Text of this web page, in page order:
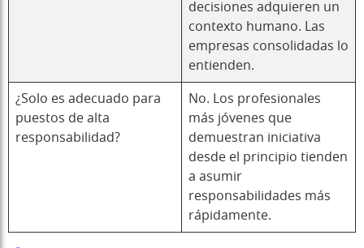
decisiones adquieren un
contexto humano. Las
empresas consolidadas lo
entienden.
¿Solo es adecuado para
puestos de alta
responsabilidad?
No. Los profesionales
más jóvenes que
demuestran iniciativa
desde el principio tienden
a asumir
responsabilidades más
rápidamente.